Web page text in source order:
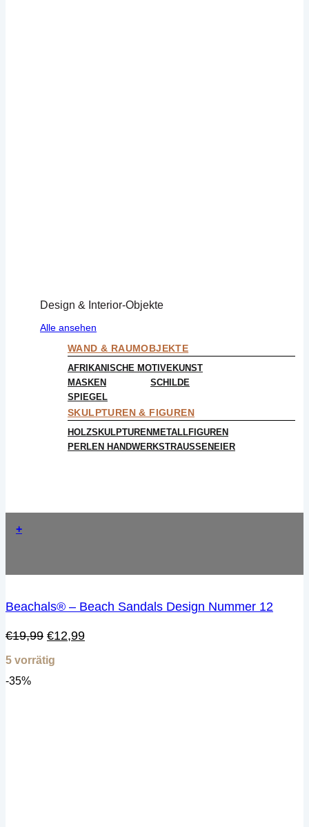
Design & Interior-Objekte
Alle ansehen
WAND & RAUMOBJEKTE
AFRIKANISCHE MOTIVEKUNST
MASKEN
SCHILDE
SPIEGEL
SKULPTUREN & FIGUREN
HOLZSKULPTURENMETALLFIGUREN
PERLEN HANDWERKSTRAUSSENEIER
+
Beachals® – Beach Sandals Design Nummer 12
€19,99 Ursprünglicher
war:
€12,99Aktueller
5 vorrätig
-35%